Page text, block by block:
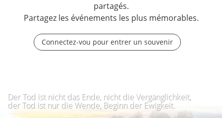
partagés.
Partagez les événements les plus mémorables.
Connectez-vou pour entrer un souvenir
Der Tod ist nicht das Ende, nicht die Vergänglichkeit,
der Tod ist nur die Wende, Beginn der Ewigkeit.